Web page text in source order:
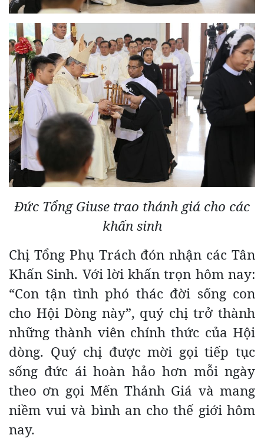
Đức Tổng Giuse trao thánh giá cho các
khấn sinh
Chị Tổng Phụ Trách đón nhận các Tân
Khấn Sinh. Với lời khấn trọn hôm nay:
“Con tận tình phó thác đời sống con
cho Hội Dòng này”, quý chị trở thành
những thành viên chính thức của Hội
dòng. Quý chị được mời gọi tiếp tục
sống đức ái hoàn hảo hơn mỗi ngày
theo ơn gọi Mến Thánh Giá và mang
niềm vui và bình an cho thế giới hôm
nay.